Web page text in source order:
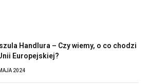
Handlura – Czy wiemy, o co chodzi
Europejskiej?
2024